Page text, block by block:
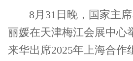
8月31日晚，国家主
丽媛在天津梅江会展中心
来华出席2025年上海合作